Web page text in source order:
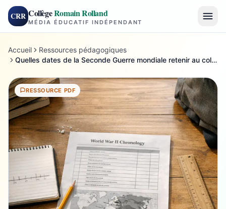
CRR CollègeRomain Rolland
MÉDIA ÉDUCATIF INDÉPENDANT
Accueil
Ressources pédagogiques
Quelles dates de la Seconde Guerre mondiale retenir au collège ?
RESSOURCE PDF